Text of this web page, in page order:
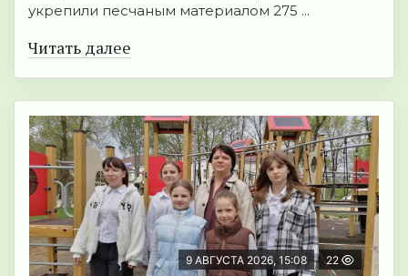
укрепили песчаным материалом 275 ...
Читать далее
9 АВГУСТА 2026, 15:08 22